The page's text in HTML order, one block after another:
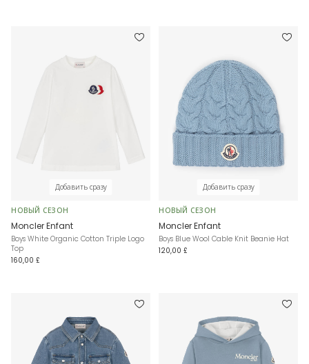
Добавить сразу
НОВЫЙ СЕЗОН
Moncler Enfant
Boys White Organic Cotton Triple Logo
Top
160,00 £
Добавить сразу
НОВЫЙ СЕЗОН
Moncler Enfant
Boys Blue Wool Cable Knit Beanie Hat
120,00 £